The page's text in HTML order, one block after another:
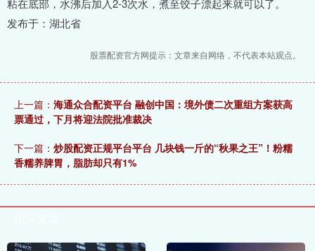
粘在底部，水沸后加入2-3次水，煮至饺子漂起来就可以了。
发布于：湖北省
股票配资官方网提示：文章来自网络，不代表本站观点。
上一篇： 海通众合配资平台 融创中国：境外债二次重组方案获高
票通过，下月将迎法院批准裁决
下一篇： 炒股配资正规平台平台 几块钱一斤的“秋果之王”！粉糯
香糯养脾胃，脂肪却只有1%